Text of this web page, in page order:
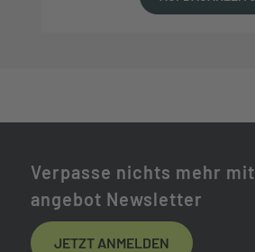
Verpasse nichts mehr
angebot Newsletter
JETZT ANMELDEN